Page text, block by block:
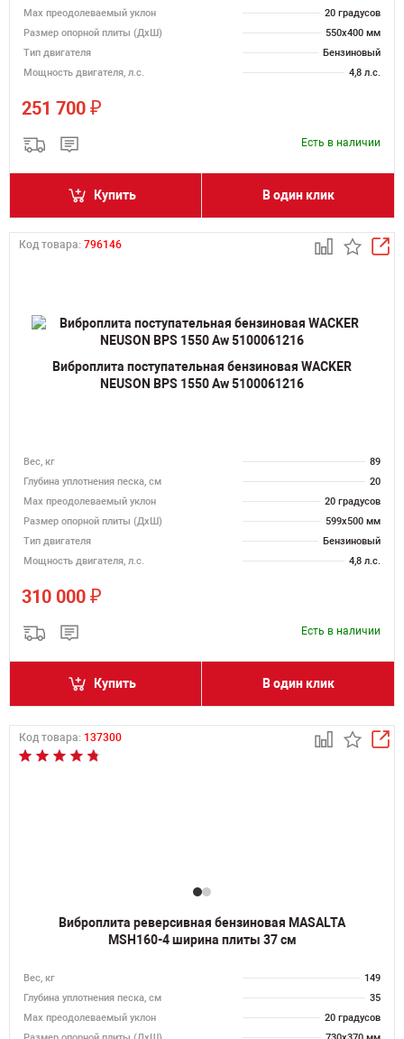
Max преодолеваемый уклон
20 градусов
Размер опорной плиты (ДхШ)
550х400 мм
Тип двигателя
Бензиновый
Мощность двигателя, л.с.
4,8 л.с.
251 700 ₽
Есть в наличии
Купить В один клик
Код товара: 796146
Виброплита поступательная бензиновая WACKER
NEUSON BPS 1550 Aw 5100061216
Вес, кг
89
Глубина уплотнения песка, см
20
Max преодолеваемый уклон
20 градусов
Размер опорной плиты (ДхШ)
599х500 мм
Тип двигателя
Бензиновый
Мощность двигателя, л.с.
4,8 л.с.
310 000 ₽
Есть в наличии
Купить В один клик
Код товара: 137300
Виброплита реверсивная бензиновая MASALTA
MSH160-4 ширина плиты 37 см
Вес, кг
149
Глубина уплотнения песка, см
35
Max преодолеваемый уклон
20 градусов